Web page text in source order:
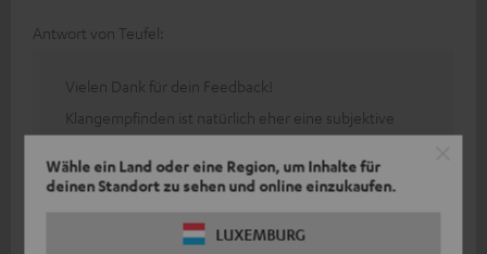
Wähle ein Land oder eine Region, um Inhalte für
deinen Standort zu sehen und online einzukaufen.
LUXEMBURG
Antwort von Teufel:
Vielen Dank für dein Feedback!
Klangempfinden ist natürlich eher eine subjektive
Recht machen kann.
Mithilfe eines Equalizers (zu finden in der Teufel GO
App und in den Klang- oder Bluetooth-Einstellungen
des Smartphones) lässt sich der Klang je nach